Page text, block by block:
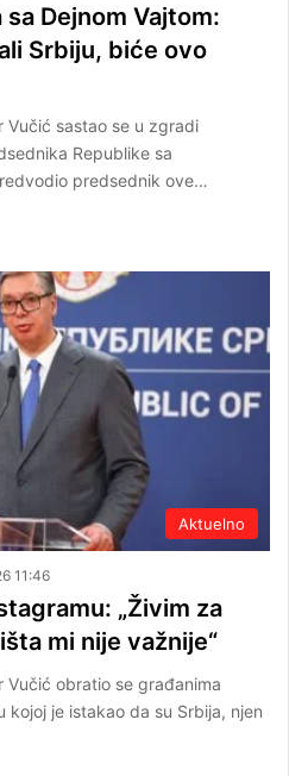
Dejnom Vajtom:
Srbiju, biće ovo
Vučić sastao se u zgradi
Republike sa
predsednik ove…
Aktuelno
11:46
„Živim za
mi nije važnije“
Vučić obratio se građanima
je istakao da su Srbija, njen